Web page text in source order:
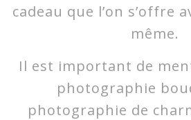
cadeau que l’on s’offre
même.
Il est important de
photographie
photographie de